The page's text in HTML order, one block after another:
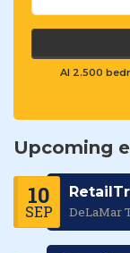
Al 2.500
Upcoming
10
SEP DeLaMar